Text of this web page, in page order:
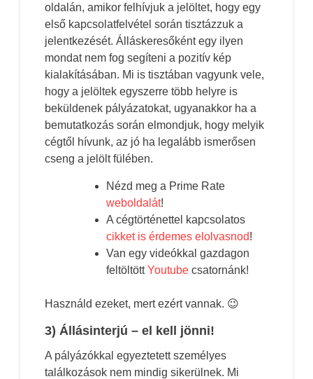
oldalán, amikor felhívjuk a jelöltet, hogy egy
első kapcsolatfelvétel során tisztázzuk a
jelentkezését. Álláskeresőként egy ilyen
mondat nem fog segíteni a pozitív kép
kialakításában. Mi is tisztában vagyunk vele,
hogy a jelöltek egyszerre több helyre is
beküldenek pályázatokat, ugyanakkor ha a
bemutatkozás során elmondjuk, hogy melyik
cégtől hívunk, az jó ha legalább ismerősen
cseng a jelölt fülében.
Nézd meg a Prime Rate
weboldalát!
A cégtörténettel kapcsolatos
cikket is érdemes elolvasnod!
Van egy videókkal gazdagon
feltöltöttYoutube csatornánk!
Használd ezeket, mert ezért vannak. 😉
3) Állásinterjú – el kell jönni!
A pályázókkal egyeztetett személyes
találkozások nem mindig sikerülnek. Mi